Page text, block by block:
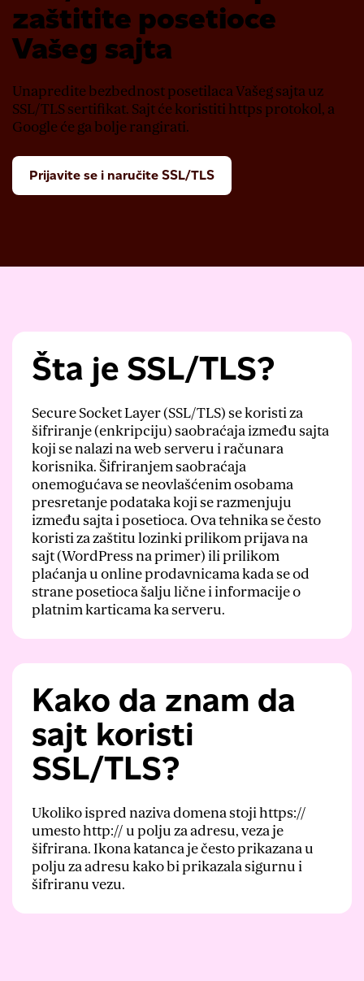
zaštitite posetioce
Vašeg sajta
Unapredite bezbednost posetilaca Vašeg sajta uz
SSL/TLS sertifikat. Sajt će koristiti https protokol, a
Google će ga bolje rangirati.
Prijavite se i naručite SSL/TLS
Šta je SSL/TLS?
Secure Socket Layer (SSL/TLS) se koristi za
šifriranje (enkripciju) saobraćaja između sajta
koji se nalazi na web serveru i računara
korisnika. Šifriranjem saobraćaja
onemogućava se neovlašćenim osobama
presretanje podataka koji se razmenjuju
između sajta i posetioca. Ova tehnika se često
koristi za zaštitu lozinki prilikom prijava na
sajt (WordPress na primer) ili prilikom
plaćanja u online prodavnicama kada se od
strane posetioca šalju lične i informacije o
platnim karticama ka serveru.
Kako da znam da
sajt koristi
SSL/TLS?
Ukoliko ispred naziva domena stoji https://
umesto http:// u polju za adresu, veza je
šifrirana. Ikona katanca je često prikazana u
polju za adresu kako bi prikazala sigurnu i
šifriranu vezu.